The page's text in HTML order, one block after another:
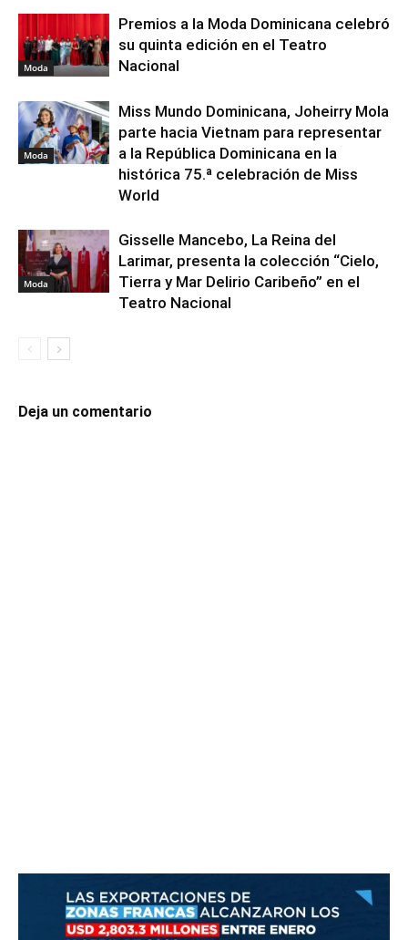
Moda
Premios a la Moda Dominicana celebró
su quinta edición en el Teatro
Nacional
Moda
Miss Mundo Dominicana, Joheirry Mola
parte hacia Vietnam para representar
a la República Dominicana en la
histórica 75.ª celebración de Miss
World
Moda
Gisselle Mancebo, La Reina del
Larimar, presenta la colección “Cielo,
Tierra y Mar Delirio Caribeño” en el
Teatro Nacional
Deja un comentario